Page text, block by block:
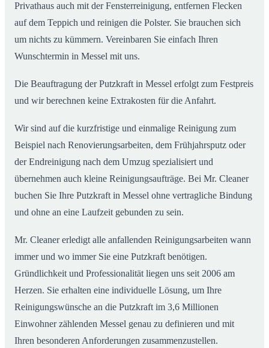
Privathaus auch mit der Fensterreinigung, entfernen Flecken
auf dem Teppich und reinigen die Polster. Sie brauchen sich
um nichts zu kümmern. Vereinbaren Sie einfach Ihren
Wunschtermin in Messel mit uns.
Die Beauftragung der Putzkraft in Messel erfolgt zum Festpreis
und wir berechnen keine Extrakosten für die Anfahrt.
Wir sind auf die kurzfristige und einmalige Reinigung zum
Beispiel nach Renovierungsarbeiten, dem Frühjahrsputz oder
der Endreinigung nach dem Umzug spezialisiert und
übernehmen auch kleine Reinigungsaufträge. Bei Mr. Cleaner
buchen Sie Ihre Putzkraft in Messel ohne vertragliche Bindung
und ohne an eine Laufzeit gebunden zu sein.
Mr. Cleaner erledigt alle anfallenden Reinigungsarbeiten wann
immer und wo immer Sie eine Putzkraft benötigen.
Gründlichkeit und Professionalität liegen uns seit 2006 am
Herzen. Sie erhalten eine individuelle Lösung, um Ihre
Reinigungswünsche an die Putzkraft im 3,6 Millionen
Einwohner zählenden Messel genau zu definieren und mit
Ihren besonderen Anforderungen zusammenzustellen.